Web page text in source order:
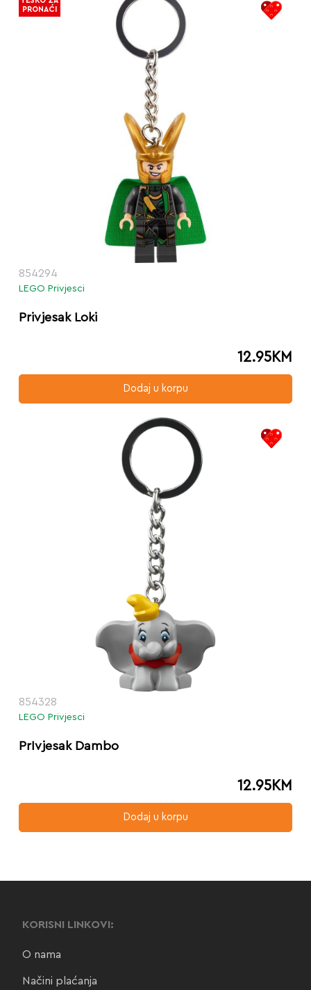
854294
LEGO Privjesci
Privjesak Loki
12.95KM
Dodaj u korpu
PRONAĆI
854328
LEGO Privjesci
PrIvjesak Dambo
12.95KM
Dodaj u korpu
KORISNI LINKOVI:
O nama
Načini plaćanja